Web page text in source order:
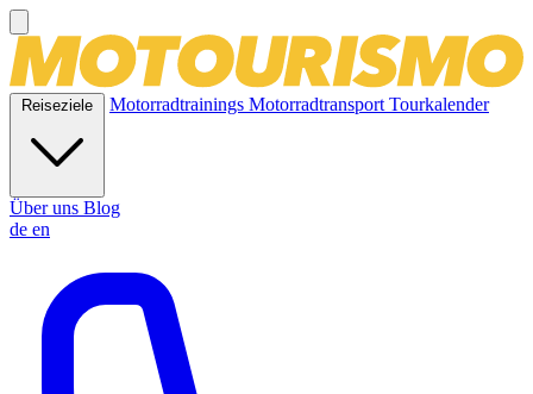
Reiseziele Motorradtrainings MotorradtransportTourkalender
Über uns Blog
de en